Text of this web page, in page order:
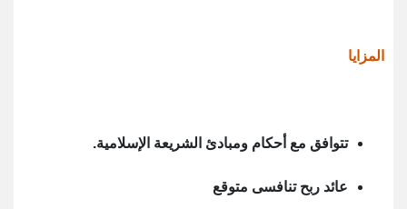
المزايا
تتوافق مع أحكام ومبادئ الشريعة الإسلامية.
عائد ربح تنافسى متوقع